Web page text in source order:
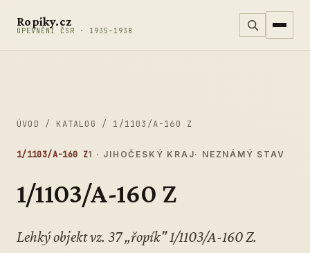
Ropiky.cz
OPEVNĚNÍ ČSR · 1935–1938
ÚVOD / KATALOG / 1/1103/A-160 Z
1/1103/A-160 Z1 · JIHOČESKÝ KRAJ· NEZNÁMÝ STAV
1/1103/A-160 Z
Lehký objekt vz. 37 „řopík" 1/1103/A-160 Z.